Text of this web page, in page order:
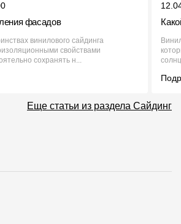
фасадов
винилового сайдинга
свойствами
сохранять н...
Еще статьи из раздела Сайдинг